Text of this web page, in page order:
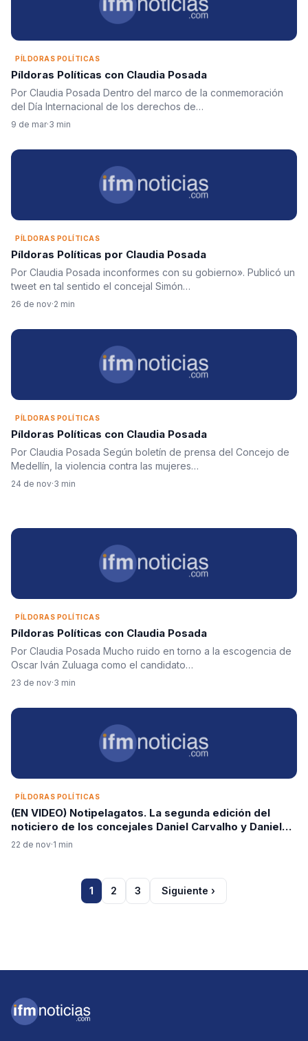
PÍLDORAS POLÍTICAS
Píldoras Políticas con Claudia Posada
Por Claudia Posada Dentro del marco de la conmemoración
del Día Internacional de los derechos de…
9 de mar·3 min
PÍLDORAS POLÍTICAS
Píldoras Políticas por Claudia Posada
Por Claudia Posada inconformes con su gobierno». Publicó un
tweet en tal sentido el concejal Simón…
26 de nov·2 min
PÍLDORAS POLÍTICAS
Píldoras Políticas con Claudia Posada
Por Claudia Posada Según boletín de prensa del Concejo de
Medellín, la violencia contra las mujeres…
24 de nov·3 min
PÍLDORAS POLÍTICAS
Píldoras Políticas con Claudia Posada
Por Claudia Posada Mucho ruido en torno a la escogencia de
Oscar Iván Zuluaga como el candidato…
23 de nov·3 min
PÍLDORAS POLÍTICAS
(EN VIDEO) Notipelagatos. La segunda edición del
noticiero de los concejales Daniel Carvalho y Daniel
Duque
22 de nov·1 min
1 2 3 Siguiente ›